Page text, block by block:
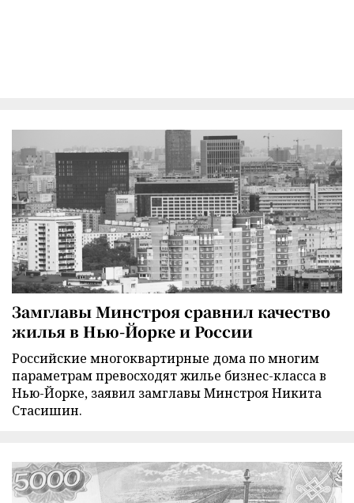
Замглавы Минстроя сравнил качество
жилья в Нью-Йорке и России
Российские многоквартирные дома по многим
параметрам превосходят жилье бизнес-класса в
Нью-Йорке, заявил замглавы Минстроя Никита
Стасишин.